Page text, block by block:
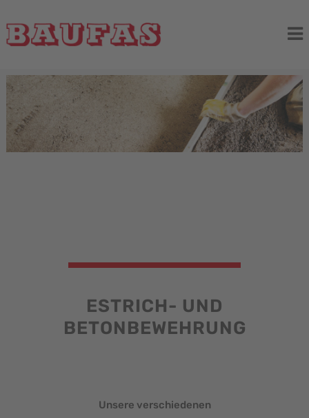
ESTRICH- UND
BETONBEWEHRUNG
Unsere verschiedenen